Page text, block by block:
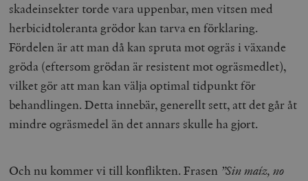
skadeinsekter torde vara uppenbar, men vitsen med
herbicidtoleranta grödor kan tarva en förklaring.
Fördelen är att man då kan spruta mot ogräs i växande
gröda (eftersom grödan är resistent mot ogräsmedlet),
vilket gör att man kan välja optimal tidpunkt för
behandlingen. Detta innebär, generellt sett, att det går åt
mindre ogräsmedel än det annars skulle ha gjort.
Och nu kommer vi till konflikten. Frasen ”Sin maíz, no